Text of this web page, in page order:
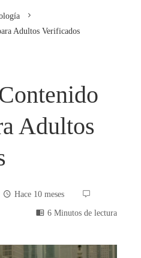
Adultos Verificados
Adultos
Hace 10 meses
6 Minutos de lectura